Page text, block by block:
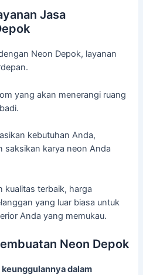
Jasa
Neon Depok, layanan
yang akan menerangi ruang
kebutuhan Anda,
saksikan karya neon Anda
kualitas terbaik, harga
yang luar biasa untuk
Anda yang memukau.
Neon Depok
dalam